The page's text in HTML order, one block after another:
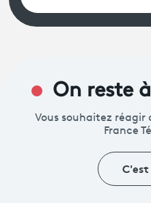
On reste
Vous souhaitez réagir
France